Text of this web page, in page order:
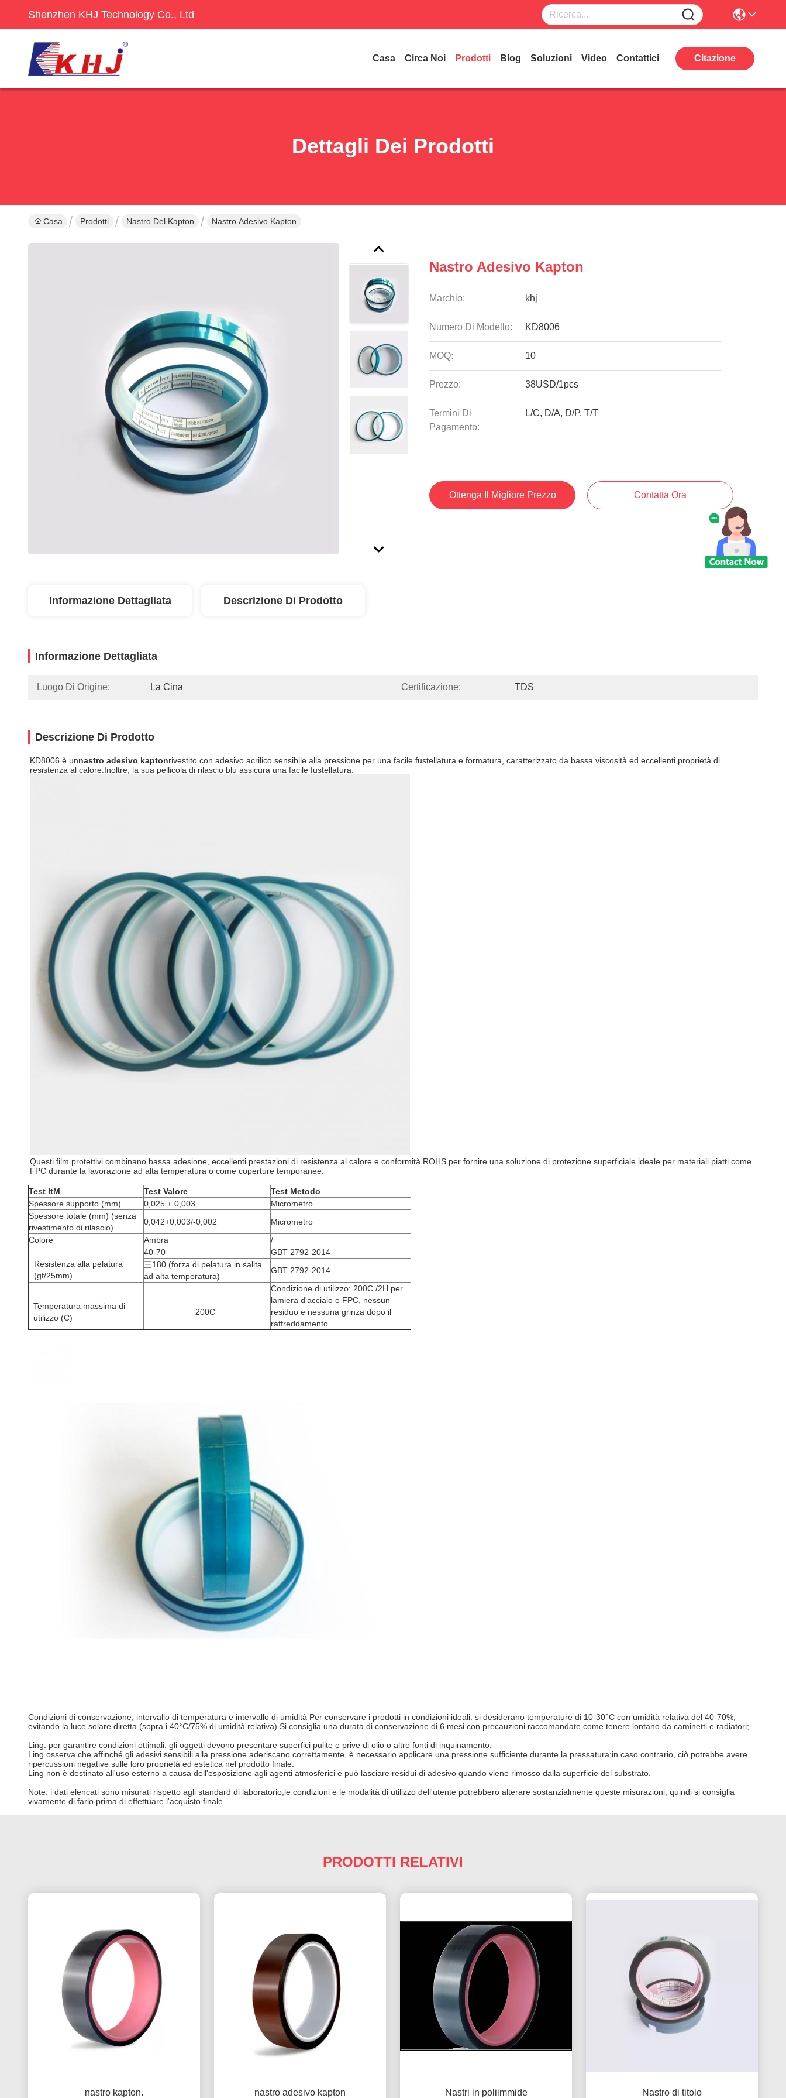
Shenzhen KHJ Technology Co., Ltd
Casa Circa Noi Prodotti Blog Soluzioni Video Contattici Citazione
Dettagli Dei Prodotti
Casa Prodotti Nastro Del Kapton Nastro Adesivo Kapton
Nastro Adesivo Kapton
Marchio: khj
Numero Di Modello: KD8006
MOQ: 10
Prezzo: 38USD/1pcs
Termini Di
Pagamento:
L/C, D/A, D/P, T/T
Ottenga Il Migliore Prezzo Contatta Ora
Informazione Dettagliata Descrizione Di Prodotto
Informazione Dettagliata
Luogo Di Origine: La Cina Certificazione: TDS
Descrizione Di Prodotto
KD8006 è unnastro adesivo kaptonrivestito con adesivo acrilico sensibile alla pressione per una facile fustellatura e formatura, caratterizzato da bassa viscosità ed eccellenti proprietà di
resistenza al calore.Inoltre, la sua pellicola di rilascio blu assicura una facile fustellatura.
Questi film protettivi combinano bassa adesione, eccellenti prestazioni di resistenza al calore e conformità ROHS per fornire una soluzione di protezione superficiale ideale per materiali piatti come
FPC durante la lavorazione ad alta temperatura o come coperture temporanee.
Test ItM Test Valore Test Metodo
Spessore supporto (mm)
0,025 ± 0,003
Micrometro
Spessore totale (mm) (senza
rivestimento di rilascio)
0,042+0,003/-0,002
Micrometro
Colore
Ambra /
Resistenza alla pelatura
(gf/25mm)
40-70
GBT 2792-2014
三180 (forza di pelatura in salita
ad alta temperatura)
GBT 2792-2014
Temperatura massima di
utilizzo (C)
200C
Condizione di utilizzo: 200C /2H per
lamiera d'acciaio e FPC, nessun
residuo e nessuna grinza dopo il
raffreddamento
Condizioni di conservazione, intervallo di temperatura e intervallo di umidità Per conservare i prodotti in condizioni ideali: si desiderano temperature di 10-30°C con umidità relativa del 40-70%,
evitando la luce solare diretta (sopra i 40°C/75% di umidità relativa).Si consiglia una durata di conservazione di 6 mesi con precauzioni raccomandate come tenere lontano da caminetti e radiatori;
Ling: per garantire condizioni ottimali, gli oggetti devono presentare superfici pulite e prive di olio o altre fonti di inquinamento;
Ling osserva che affinché gli adesivi sensibili alla pressione aderiscano correttamente, è necessario applicare una pressione sufficiente durante la pressatura;in caso contrario, ciò potrebbe avere
ripercussioni negative sulle loro proprietà ed estetica nel prodotto finale.
Ling non è destinato all'uso esterno a causa dell'esposizione agli agenti atmosferici e può lasciare residui di adesivo quando viene rimosso dalla superficie del substrato.
Note: i dati elencati sono misurati rispetto agli standard di laboratorio;le condizioni e le modalità di utilizzo dell'utente potrebbero alterare sostanzialmente queste misurazioni, quindi si consiglia
vivamente di farlo prima di effettuare l'acquisto finale.
PRODOTTI RELATIVI
nastro kapton. nastro adesivo kapton Nastri in poliimmide Nastro di titolo